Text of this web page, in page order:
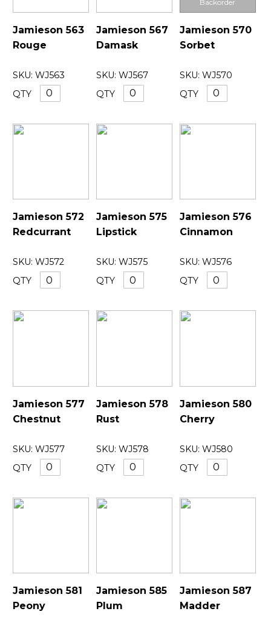
Jamieson 563
Rouge
SKU: WJ563
QTY
Jamieson 567
Damask
SKU: WJ567
QTY
Jamieson 570
Sorbet
SKU: WJ570
QTY
Jamieson 572
Redcurrant
SKU: WJ572
QTY
Jamieson 575
Lipstick
SKU: WJ575
QTY
Jamieson 576
Cinnamon
SKU: WJ576
QTY
Jamieson 577
Chestnut
SKU: WJ577
QTY
Jamieson 578
Rust
SKU: WJ578
QTY
Jamieson 580
Cherry
SKU: WJ580
QTY
Jamieson 581
Peony
Jamieson 585
Plum
Jamieson 587
Madder